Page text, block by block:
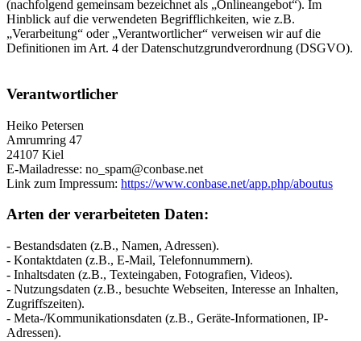
(nachfolgend gemeinsam bezeichnet als „Onlineangebot“). Im
Hinblick auf die verwendeten Begrifflichkeiten, wie z.B.
„Verarbeitung“ oder „Verantwortlicher“ verweisen wir auf die
Definitionen im Art. 4 der Datenschutzgrundverordnung (DSGVO).
Verantwortlicher
Heiko Petersen
Amrumring 47
24107 Kiel
E-Mailadresse: no_spam@conbase.net
Link zum Impressum: https://www.conbase.net/app.php/aboutus
Arten der verarbeiteten Daten:
- Bestandsdaten (z.B., Namen, Adressen).
- Kontaktdaten (z.B., E-Mail, Telefonnummern).
- Inhaltsdaten (z.B., Texteingaben, Fotografien, Videos).
- Nutzungsdaten (z.B., besuchte Webseiten, Interesse an Inhalten,
Zugriffszeiten).
- Meta-/Kommunikationsdaten (z.B., Geräte-Informationen, IP-
Adressen).